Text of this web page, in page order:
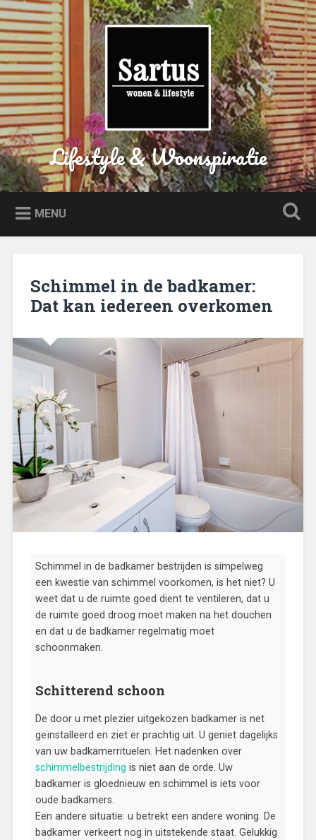
Naar
de
inhoud
springen
Zoeken
Lifestyle & Woonspiratie
MENU
Schimmel in de badkamer:
Dat kan iedereen overkomen
Schimmel in de badkamer bestrijden is simpelweg
een kwestie van schimmel voorkomen, is het niet? U
weet dat u de ruimte goed dient te ventileren, dat u
de ruimte goed droog moet maken na het douchen
en dat u de badkamer regelmatig moet
schoonmaken.
Schitterend schoon
De door u met plezier uitgekozen badkamer is net
geïnstalleerd en ziet er prachtig uit. U geniet dagelijks
van uw badkamerrituelen. Het nadenken over
schimmelbestrijding is niet aan de orde. Uw
badkamer is gloednieuw en schimmel is iets voor
oude badkamers.
Een andere situatie: u betrekt een andere woning. De
badkamer verkeert nog in uitstekende staat. Gelukkig